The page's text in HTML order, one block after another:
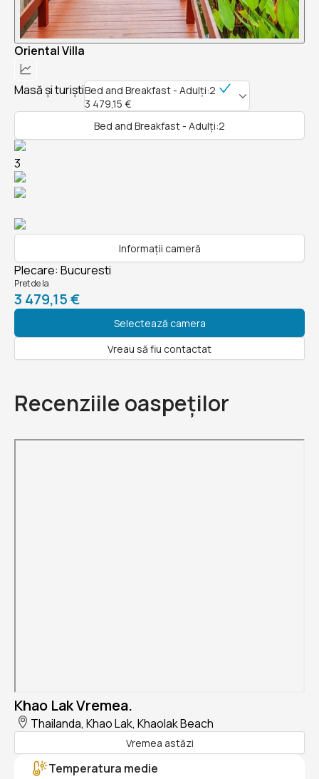
Oriental Villa
Masă și turiștiBed and Breakfast - Adulți:2
3 479,15 €
Bed and Breakfast - Adulți:2
3
Informații cameră
Plecare: Bucuresti
Pret de la
3 479,15 €
Selectează camera
Vreau să fiu contactat
Recenziile oaspeților
Khao Lak Vremea.
Thailanda, Khao Lak, Khaolak Beach
Vremea astăzi
Temperatura medie